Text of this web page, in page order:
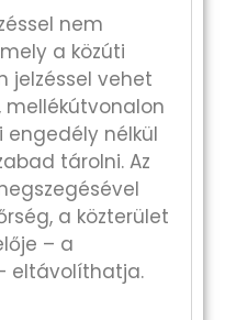
nem
a közúti
jelzéssel vehet
mellékútvonalon
nélkül
tárolni. Az
a közterület
– a
eltávolíthatja.